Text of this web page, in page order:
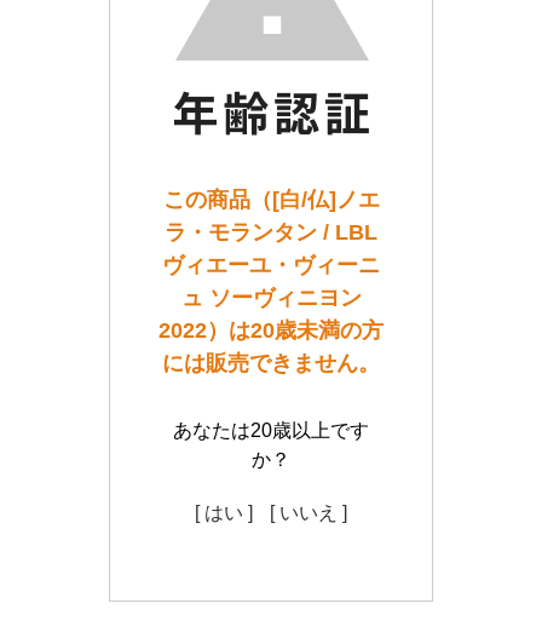
この商品（[白/仏]ノエ
ラ・モランタン / LBL
ヴィエーユ・ヴィーニ
ュ ソーヴィニヨン
2022）は20歳未満の方
には販売できません。
あなたは20歳以上です
か？
[ はい ] [ いいえ ]